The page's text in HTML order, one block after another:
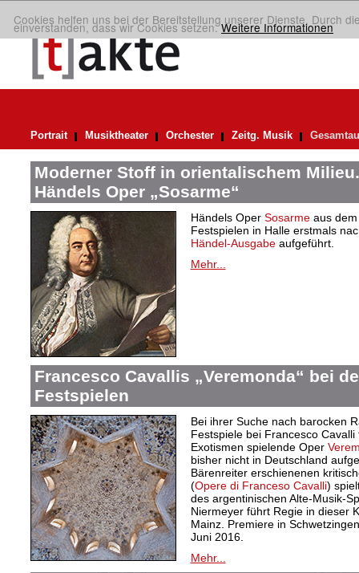
Cookies helfen uns bei der Bereitstellung unserer Dienste. Durch
einverstanden, dass wir Cookies setzen.Weitere Informationen
Portrait Musiktheater Orchester Zeitg. Musik
Moderner Stoff in orientalischem
Händels Oper „Sosarme“
Händels Oper Sosarmeaus dem
Festspielen in Halle erstmals
Händel-Ausgabeaufgeführt.
Mehr...
Francesco Cavallis „Veremonda“ bei
Festspielen
Bei ihrer Suche nach barocken
Festspiele bei Francesco
Exotismen spielende Oper
bisher nicht in Deutschland
Bärenreiter erschienenen
(Opere di Franceso Cavalli)
des argentinischen Alte-Musik-
Niermeyer führt Regie in dieser
Mainz. Premiere in
Juni 2016.
Mehr...